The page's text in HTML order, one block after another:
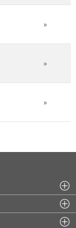
»
»
»